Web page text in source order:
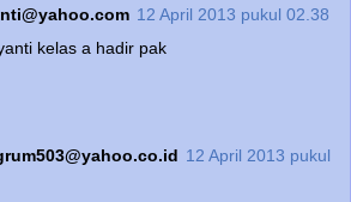
12 April 2013 pukul 02.38
kelas a hadir pak
12 April 2013 pukul